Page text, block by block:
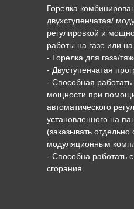
Горелка
двухступенчатая/
регулировкой и
работы на газе или на
- Горелка для газа/
- Двуступенчатая
- Способная
мощности при
автоматического
установленного на
(заказывать
модуляционным
- Способна работать
сгорания.